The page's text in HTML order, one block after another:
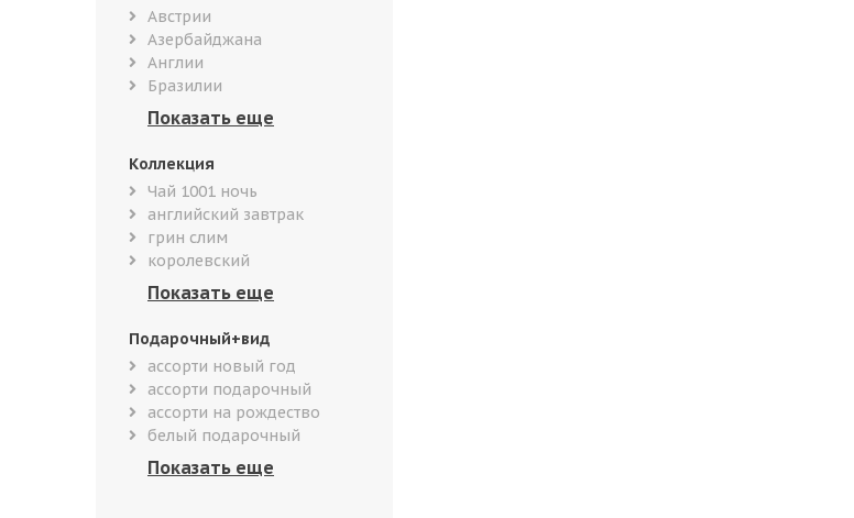
Австрии
Азербайджана
Англии
Бразилии
Коллекция
Чай 1001 ночь
английский завтрак
грин слим
королевский
Подарочный+вид
ассорти новый год
ассорти подарочный
ассорти на рождество
белый подарочный